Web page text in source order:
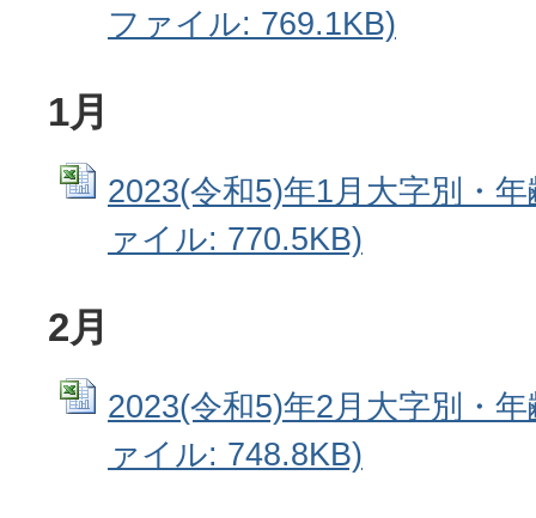
ファイル: 769.1KB)
1月
2023(令和5)年1月大字別・
ァイル: 770.5KB)
2月
2023(令和5)年2月大字別・
ァイル: 748.8KB)